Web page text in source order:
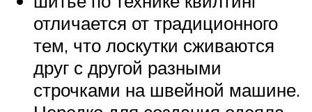
отличается от традиционного
тем, что лоскутки сживаются
друг с другой разными
строчками на швейной машине.